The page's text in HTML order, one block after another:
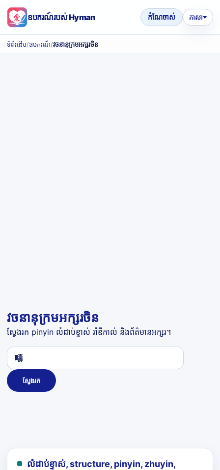
ឧបករណ៍របស់ Hyman កំណែចាស់ ភាសា
ទំព័រដើម/ឧបករណ៍/វចនានុក្រមអក្សរចិន
វចនានុក្រមអក្សរចិន
ស្វែងរក pinyin លំដាប់ខ្ទាស់ រ៉ាឌីកាល់ និងព័ត៌មានអក្សរ។
ស្វែងរក
លំដាប់ខ្ទាស់, structure, pinyin, zhuyin,